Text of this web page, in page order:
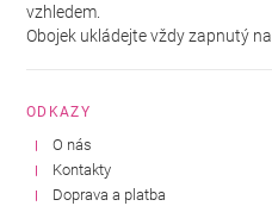
vzhledem.
Obojek ukládejte vždy zapnutý
ODKAZY
O nás
Kontakty
Doprava a platba